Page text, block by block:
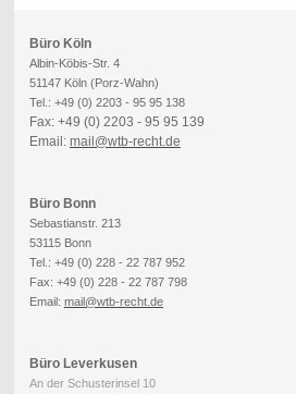
Büro Köln
Albin-Köbis-Str. 4
51147 Köln (Porz-Wahn)
Tel.: +49 (0) 2203 - 95 95 138
Fax: +49 (0) 2203 - 95 95 139
Email: mail@wtb-recht.de
Büro Bonn
Sebastianstr. 213
53115 Bonn
Tel.: +49 (0) 228 - 22 787 952
Fax: +49 (0) 228 - 22 787 798
Email: mail@wtb-recht.de
Büro Leverkusen
An der Schusterinsel 10